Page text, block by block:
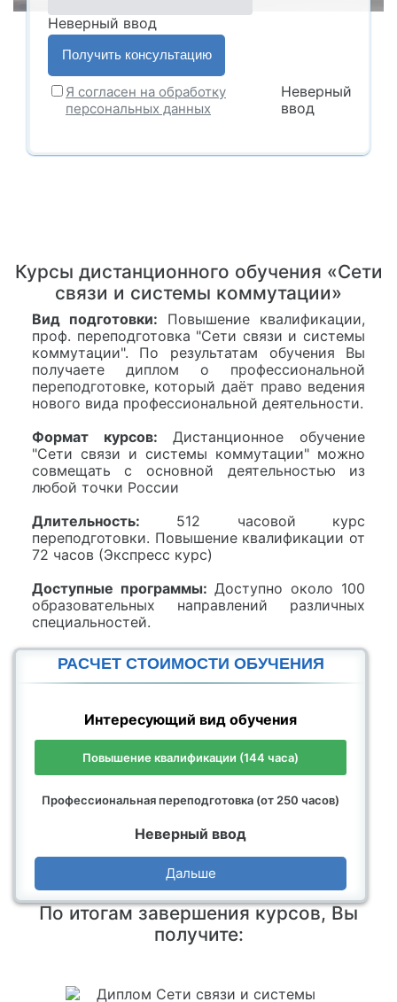
Неверный ввод
Я согласен на обработку
персональных данных
Неверный
ввод
Курсы дистанционного обучения «Сети
связи и системы коммутации»
Вид подготовки: Повышение квалификации,
проф. переподготовка "Сети связи и системы
коммутации". По результатам обучения Вы
получаете диплом о профессиональной
переподготовке, который даёт право ведения
нового вида профессиональной деятельности.
Формат курсов: Дистанционное обучение
"Сети связи и системы коммутации" можно
совмещать с основной деятельностью из
любой точки России
Длительность: 512 часовой курс
переподготовки. Повышение квалификации от
72 часов (Экспресс курс)
Доступные программы: Доступно около 100
образовательных направлений различных
специальностей.
РАСЧЕТ СТОИМОСТИ ОБУЧЕНИЯ
Интересующий вид обучения
Повышение квалификации (144 часа)
Профессиональная переподготовка (от 250 часов)
Неверный ввод
Дальше
По итогам завершения курсов, Вы
получите: